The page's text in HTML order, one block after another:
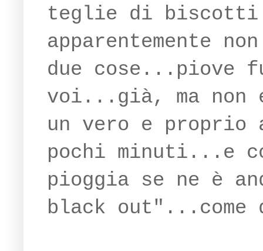
teglie di
apparentemente
due cose...piove
voi...già, ma non
un vero e proprio
pochi minuti...e
pioggia se ne è
black